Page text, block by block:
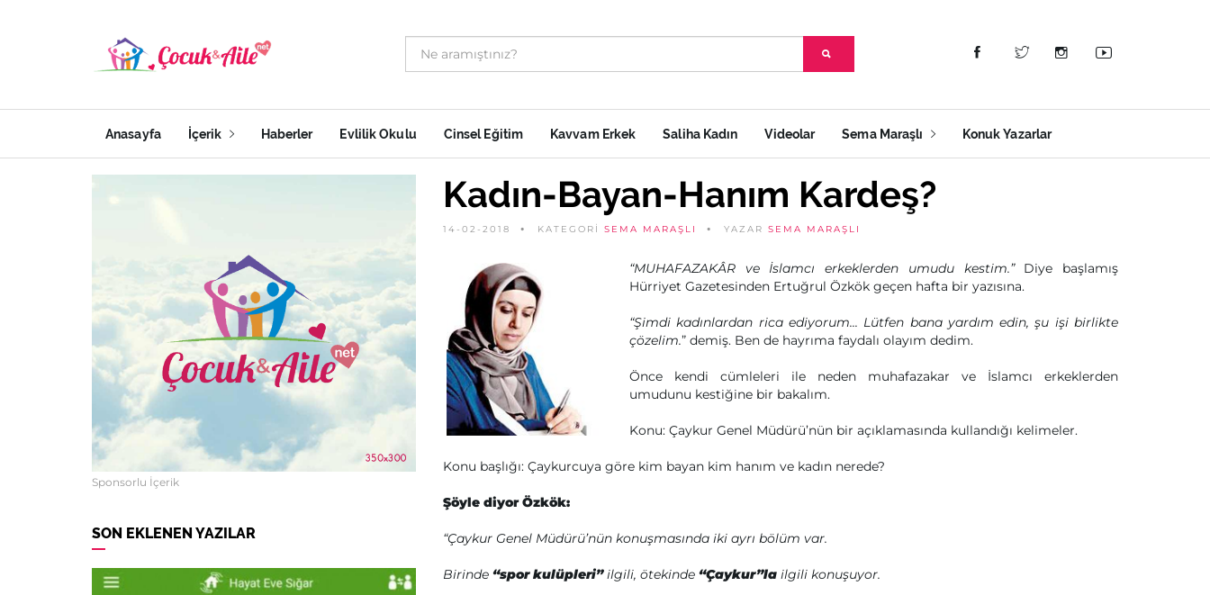
Anasayfa İçerik Haberler Evlilik Okulu Cinsel Eğitim Kavvam Erkek Saliha Kadın Videolar Sema Maraşlı Konuk Yazarlar
Sponsorlu İçerik
SON EKLENEN YAZILAR
Kadın-Bayan-Hanım Kardeş?
14-02-2018 KATEGORİ SEMA MARAŞLI YAZAR SEMA MARAŞLI
“MUHAFAZAKÂR ve İslamcı erkeklerden umudu kestim.”Diye başlamış
Hürriyet Gazetesinden Ertuğrul Özkök geçen hafta bir yazısına.
“Şimdi kadınlardan rica ediyorum... Lütfen bana yardım edin, şu işi birlikte
çözelim.” demiş. Ben de hayrıma faydalı olayım dedim.
Önce kendi cümleleri ile neden muhafazakar ve İslamcı erkeklerden
umudunu kestiğine bir bakalım.
Konu: Çaykur Genel Müdürü’nün bir açıklamasında kullandığı kelimeler.
Konu başlığı: Çaykurcuya göre kim bayan kim hanım ve kadın nerede?
Şöyle diyor Özkök:
“Çaykur Genel Müdürü’nün konuşmasında iki ayrı bölüm var.
Birinde “spor kulüpleri”ilgili, ötekinde “Çaykur”la ilgili konuşuyor.